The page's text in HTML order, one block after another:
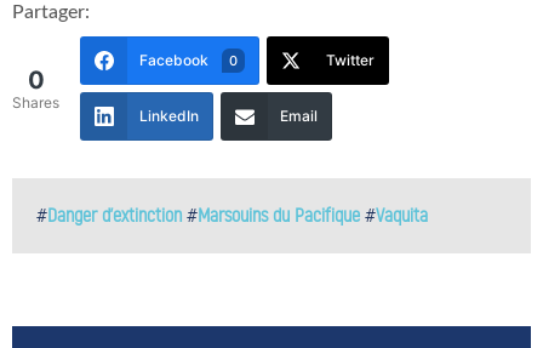
Partager:
0
Shares
Facebook 0 Twitter
LinkedIn Email
#Danger d'extinction #Marsouins du Pacifique #Vaquita